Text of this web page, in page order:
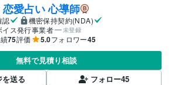
愛占い 心導師
認
機密保持契約(NDA)
イス発行事業者
未登録
75評価 5.0フォロワー45
無料で見積り相談
送る
フォロー45